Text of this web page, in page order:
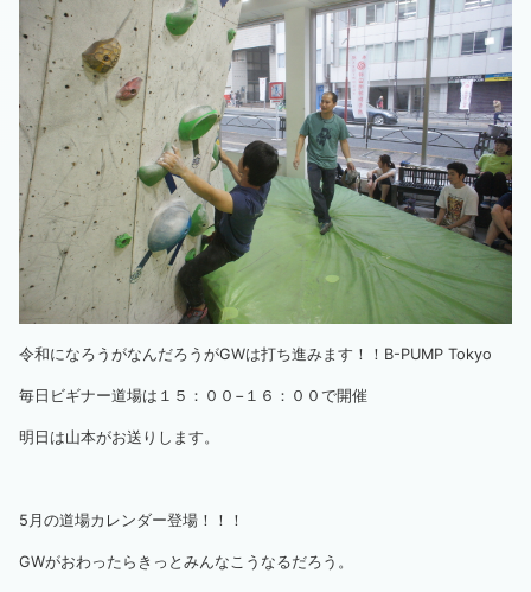
令和になろうがなんだろうがGWは打ち進みます！！B-PUMP Tokyo
毎日ビギナー道場は１５：００−１６：００で開催
明日は山本がお送りします。
5月の道場カレンダー登場！！！
GWがおわったらきっとみんなこうなるだろう。